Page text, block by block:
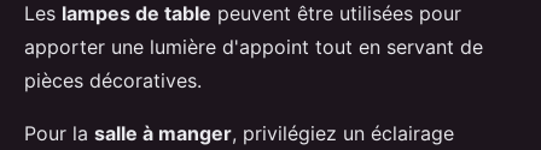
Les lampes de table peuvent être utilisées pour
apporter une lumière d'appoint tout en servant de
pièces décoratives.
Pour la salle à manger, privilégiez un éclairage